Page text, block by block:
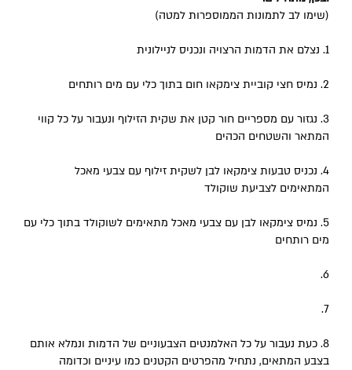
(שימו לב לתמונות הממוספרות למטה)
1. נצלם את הדמות הרצויה ונכניס לניילונית
2. נמיס חצי קוביית צימקאו חום בתוך כלי עם מים רותחים
3. נגזור עם מספריים חור קטן את שקית הזילוף ונעבור על כל קווי
המתאר והשטחים הכהים
4. נכניס טבעות צימקאו לבן לשקית זילוף עם צבעי מאכל
המתאימים לצביעת שוקולד
5. נמיס צימקאו לבן עם צבעי מאכל מתאימים לשוקולד בתוך כלי עם
מים רותחים
6.
7.
8. כעת נעבור על כל האלמנטים הצבעוניים של הדמות ונמלא אותם
בצבע המתאים, נתחיל מהפרטים הקטנים כמו עיניים וכדומה